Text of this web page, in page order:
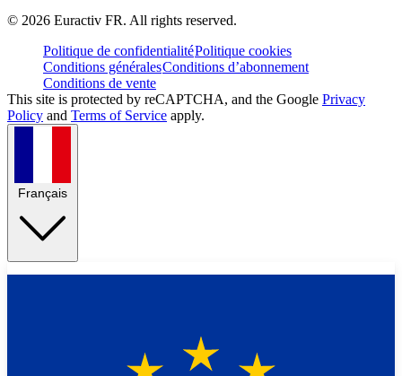
© 2026 Euractiv FR. All rights reserved.
Politique de confidentialitéPolitique cookies
Conditions généralesConditions d’abonnement
Conditions de vente
This site is protected by reCAPTCHA, and the Google Privacy
Policy and Terms of Service apply.
Français